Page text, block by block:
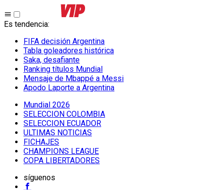
Es tendencia:
FIFA decisión Argentina
Tabla goleadores histórica
Saka, desafiante
Ranking títulos Mundial
Mensaje de Mbappé a Messi
Apodo Laporte a Argentina
Mundial 2026
SELECCION COLOMBIA
SELECCION ECUADOR
ULTIMAS NOTICIAS
FICHAJES
CHAMPIONS LEAGUE
COPA LIBERTADORES
síguenos